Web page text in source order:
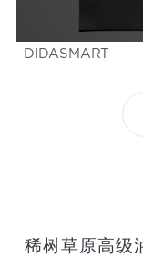
DIDASMART
稀树草原高级